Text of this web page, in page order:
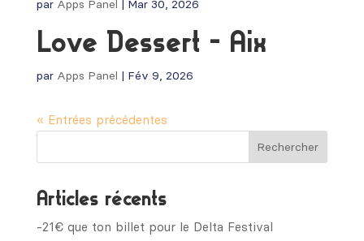
par Apps Panel | Mar 30, 2026
Love Dessert – Aix
par Apps Panel | Fév 9, 2026
« Entrées précédentes
Articles récents
-21€ que ton billet pour le Delta Festival